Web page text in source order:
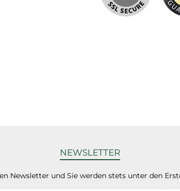
NEWSLETTER
Newsletter und Sie werden stets unter den